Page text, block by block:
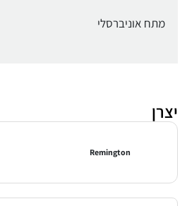
מתח אוניברסלי
יצרן
Remington